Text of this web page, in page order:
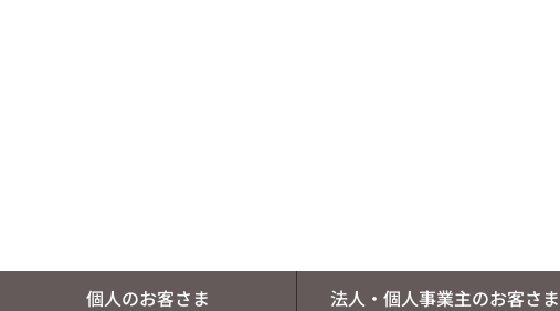
個人のお客さま 法人・個人事業主のお客さま